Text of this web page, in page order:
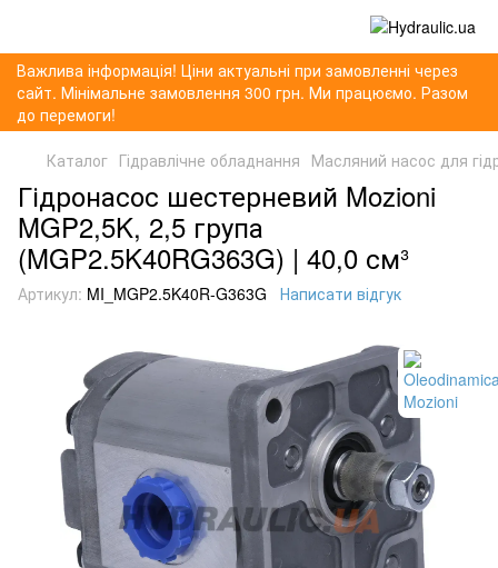
Важлива інформація! Ціни актуальні при замовленні через
сайт. Мінімальне замовлення 300 грн. Ми працюємо. Разом
до перемоги!
Каталог Гідравлічне обладнання Масляний насос для
Гідронасос шестерневий Mozioni
MGP2,5K, 2,5 група
(MGP2.5K40RG363G) | 40,0 см³
Артикул: MI_MGP2.5K40R-G363G Написати відгук